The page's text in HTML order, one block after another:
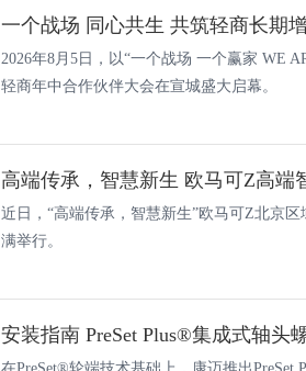
一个战场 同心共生 共筑轻商长期
2026年8月5日，以“一个战场 一个赢家 WE
轻商年中合作伙伴大会在宣城盛大启幕。
高端传承，智慧新生 欧马可Z高端
近日，“高端传承，智慧新生”欧马可Z北京
满举行。
安装指南 PreSet Plus®集成式轴头